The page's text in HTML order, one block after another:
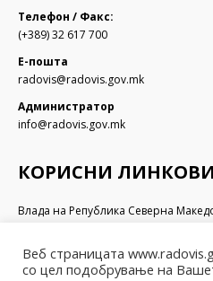
Телефон / Факс:
(+389) 32 617 700
Е-пошта
radovis@radovis.gov.mk
Администратор
info@radovis.gov.mk
КОРИСНИ ЛИНКОВИ
Влада на Република Северна
Министерство за финансии
Министерство за транспорт и врски
Веб страницата
со цел подобрување на